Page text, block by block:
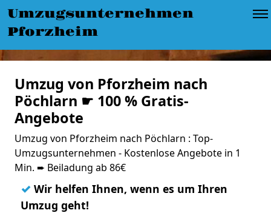
Umzugsunternehmen
Pforzheim
Umzug von Pforzheim nach
Pöchlarn ☛ 100 % Gratis-
Angebote
Umzug von Pforzheim nach Pöchlarn : Top-
Umzugsunternehmen - Kostenlose Angebote in 1
Min. ➨ Beiladung ab 86€
✓ Wir helfen Ihnen, wenn es um Ihren
Umzug geht!